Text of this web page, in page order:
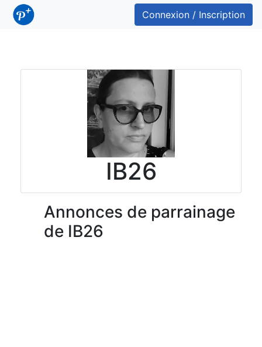
Connexion / Inscription
IB26
Annonces de parrainage
de IB26